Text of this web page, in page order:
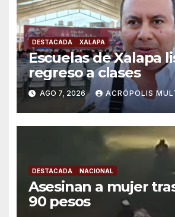
DESTACADA XALAPA
Escuelas de Xalapa
regreso a clases
AGO 7, 2026 ACRÓPOLIS
DESTACADA NACIONAL
Asesinan a mujer
90 pesos